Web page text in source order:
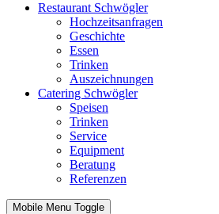
Restaurant Schwögler
Hochzeitsanfragen
Geschichte
Essen
Trinken
Auszeichnungen
Catering Schwögler
Speisen
Trinken
Service
Equipment
Beratung
Referenzen
Mobile Menu Toggle